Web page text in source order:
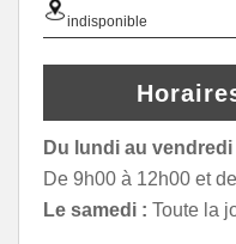
indisponible
Du lundi au vendredi
De 9h00 à 12h00 et
Le samedi : Toute la